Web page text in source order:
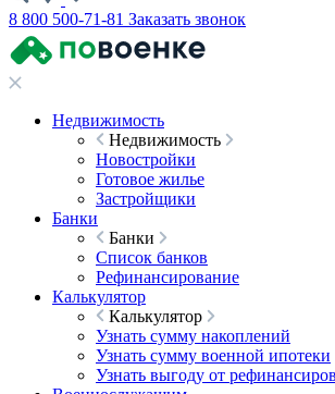
8 800 500-71-81 Заказать звонок
Недвижимость
Недвижимость
Новостройки
Готовое жилье
Застройщики
Банки
Банки
Список банков
Рефинансирование
Калькулятор
Калькулятор
Узнать сумму накоплений
Узнать сумму военной ипотеки
Узнать выгоду от